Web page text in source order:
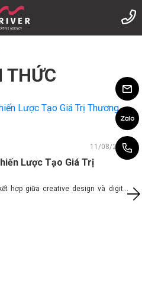
THỨC
11/08/2025
Lược Tạo Giá Trị
hợp giữa creative design và digital
Chat Zalo
Hotline: